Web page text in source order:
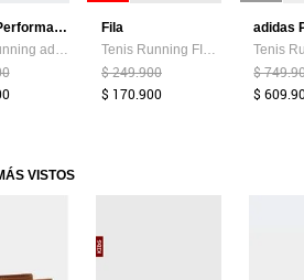
adidas Performance
Fila
$ 249.900
$ 170.900
$
$
VISTOS